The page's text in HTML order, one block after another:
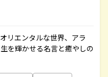
リエンタルな世界、アラ
を輝かせる名言と癒やしの